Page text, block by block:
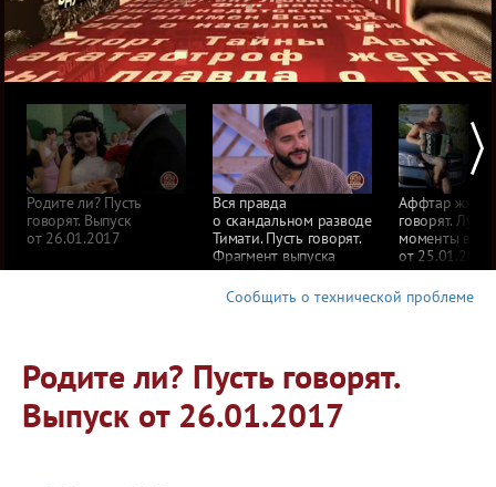
Родите ли? Пусть
говорят. Выпуск
от 26.01.2017
Вся правда
о скандальном разводе
Тимати. Пусть говорят.
Фрагмент выпуска
от 25.01.2017
Аффтар жжот
говорят.
моменты
от 25.01.2017
Сообщить о технической проблеме
Родите ли? Пусть говорят.
Выпуск от 26.01.2017